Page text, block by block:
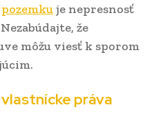
je nepresnosť
že
môžu viesť k sporom
práva